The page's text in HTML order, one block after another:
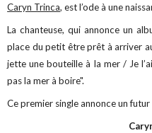
Caryn Trinca, est l’ode à une
La chanteuse, qui annonce un
place du petit être prêt à arriver
jette une bouteille à la mer / Je
pas la mer à boire".
Ce premier single annonce un